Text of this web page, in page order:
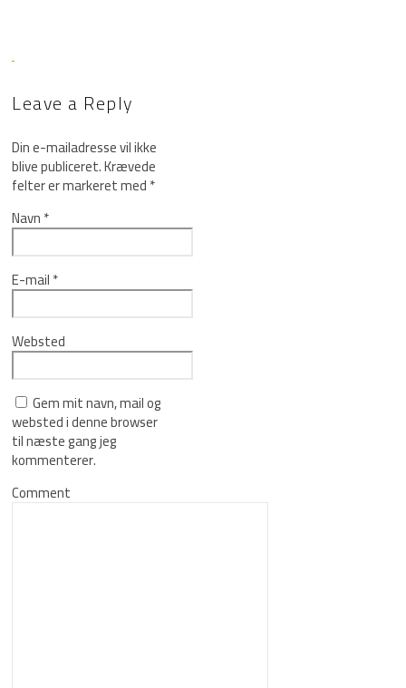
Leave a Reply
Din e-mailadresse vil ikke
blive publiceret.Krævede
felter er markeret med*
Navn*
E-mail*
Websted
Gem mit navn, mail og
websted i denne browser
til næste gang jeg
kommenterer.
Comment